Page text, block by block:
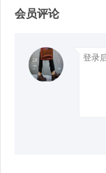
d
会员评论